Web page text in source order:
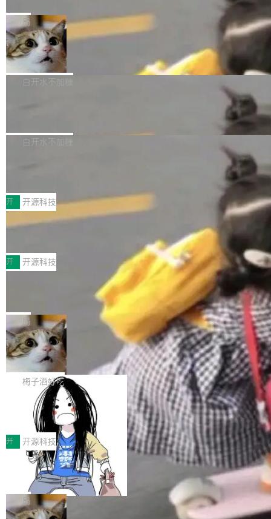
是把这段空隙补上。 回退到任何一次编辑：Delt
aDB 捕获 commit 之间的每一次操作，...
微软同期总资本开支的四成。 与亚马逊、Alpha
bet、微软以及 Meta 等传统科技巨头相比，Spa
ceXAI的资金消耗速度尤为引人瞩目。然而，支
撑庞大支出的资金来源却呈现出截然不同的面
貌。数据显示，微软和 Meta 主要依托充沛的经
一个在终端里运行的编程 agent；Muse Spark
1.2，驱动这个 agent 的新模型。一句话概括：
你可以用 curl -fsSL https://dev.meta.ai/install.
sh | bash 安装一个能在大项目里自动规划、写
代码、验证结果的 AI 终端工具。 据介绍，Muse
个主 agent 循环，外加一组后台 agent。这些后
局
美团开源 LoHoSearch，用知识图谱校
准 AI 能力认知
机器出题的前提，是让机器拥有全局视野。整个
构建流程可以分为四个环节：建图 → 控制难度
白开水不加糖
库，并将作为transport接入Mooncake TENT。
MPComm将作为一种传输引擎接入Mooncake T
ENT，实现零拷贝传输性能提升30%、非零拷贝
传输性能最高提升5倍。UCL-MPComm底层基
于自研UCL-Engine通信引擎，后续腾讯网平将
持续开源更多基于UCL-Engine的高性能通信组
件。 腾讯网平团队在UCL-MPComm中实现了一
个独立于业务线程的全局通信引擎（Engine），
白开水不加糖
型案例入选名单》，深信服“面向企业研发场景的
开源 AI 编程平台 CoStrict 应用”凭借卓越的技术
创新与落地成效成功入选。 全链路私有化部署，
助力企业AI研发安全落地 当前，越来越多企业已
经开始引入 AI Coding 工具，通过调用公有云模
型或企业内部部署模型提升研发效率。但随着 AI
Coding 从个人辅助工具逐步走向团队级、组织
级应用，企业在规模化落地过程中，对安全性、
可控性和代码质量提出了更高要求。 首先是数据
安全与合规要求。对于大多数普通研发场景，公
有云模型能够满足快速试用和效率提升的需求。
但对于金融、能源、医疗等对数据安全要求较...
开 开源科技
深信服AI算力网关入选工信部人工智能
前不久，工业和信息化部正式发布《2025年人工
智能应用典型案例名单》，集中展示人工智能在
各领域的应用成果，覆盖技术底座、行业赋能、
产品应用、支撑保障、专题等五大方向。深信服
AI算力网关（AI创新平台）成功入选！ 随着各行
各业的Agent走向规模化建设，算力构成形态逐
渐丰富，用户关注的重点也在发生变化：不只是
让AI用起来，还要进一步看清混合算力时代下，
Token花在哪里、算力是否被充分利用，以及持
续增长的AI成本该如何优化。 深信服AI算力网关
正是围绕这些实际问题，从Token治理和成本治
理两个方面，让用户的每一份算力都看得清、管
得住、用得稳、省得下、更安全！ 一、从现在开
始，Token使用一目...
开 开源科技
Jeff Dean 离开 Google：一个时代的结
束，一个实验室的开始
Google 员工编号 20。MapReduce 作者之一。
Bigtable 作者之一。TensorFlow 的作者之一。
Gemini 的架构师。Google 首席科学家。 Jeff D
ean 在 Google 工作了 27 年后，宣布离职。 他
不是一个人走。一同离开的还有 Sanjay Ghema
wat（Google 员工编号 23，Jeff Dean 二十多
年的编程搭档，MapReduce 和 Bigtable 的共同
作者）、Quoc Le（Google 大脑核心成员，Se
q2Seq 和 DocAI 的共同发明人）以及 Oriol Vin
yals（Gemini 联合负责人，AlphaSta...
局
🔥 SolonCode v2026.8.4 发布：界面
字体可调、22 种语言、记忆搜索增强
打开终端就能上岗的全中文编码智能体，这一轮
把「看得清、用母语、记得住」三件事一次补
齐。 SolonCode 是什么 SolonCode 是杭州无
耳科技研发的企业级终端编码智能体——一位全
中文驱动的数字员工，自主理解需求、规划步
骤、编写代码。不挑模型、不挑平台，curl 一行
装完即用。 开源地址：Gitee · GitCode · GitHu
b 安装 支持 Java 8+（8~26）、macOS / Linu
x / Windows / Harmony PC。 # macOS / Linu
x / Harmony PC curl -fsSL https://solon.noea
r.org/solon...
梅子酒好吃
让“代码语义理解”深度释放AI Coding
价值潜能：华为云码道（CodeArts）
代码仓技术解析
一、代码仓深度理解技术的作用与价值 在软件工
程实践中，代码仓是企业核心知识资产的主要载
体。企业级代码仓库通常包含数十万乃至数百万
个文件，其规模远超单次模型调用可承载的上下
文窗口。随着项目规模的持续扩张与代码历史的
不断累积，代码仓中的模块关系、接口契约、业
务逻辑等关键信息往往分散于数十乃至数百个文
开 开源科技
一条“删库”命令跑 17 小时，算法工程
师删光 89TB 数据只为干私活
最高人民检察院8月4日公布了一起案件：北京一
名90后算法工程师王某，为了给自己接的私活腾
服务器空间，删光了公司AI游戏部门的全部核心
局